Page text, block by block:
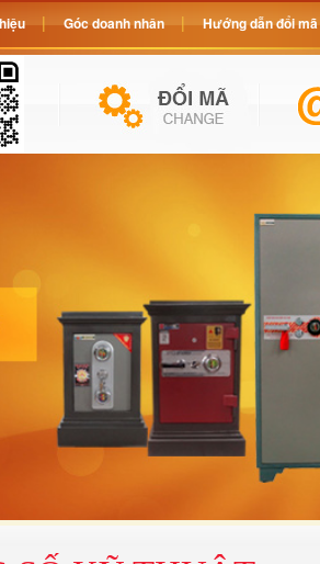
Góc doanh nhân Hướng dẫn đổi